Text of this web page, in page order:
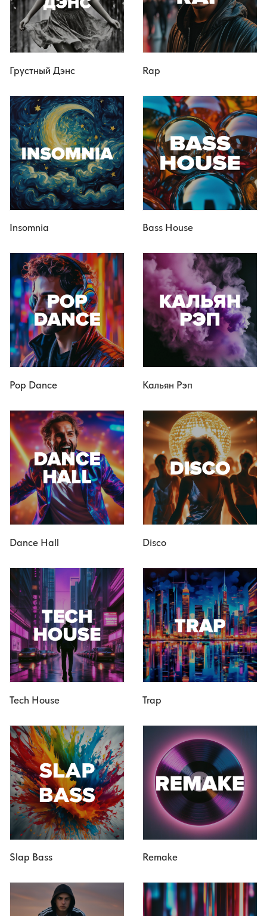
Грустный Дэнс Rap
Insomnia Bass House
Pop Dance Кальян Рэп
Dance Hall Disco
Tech House Trap
Slap Bass Remake